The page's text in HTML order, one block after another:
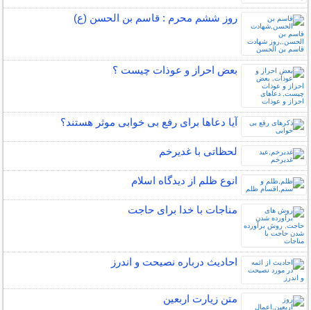
روز ششم محرم : قاسم بن الحسن (ع)
بعض احراز و عوذات چیست ؟
آیا دعاها برای رفع بی خوابی موثر هستند؟
لحظاتی با غدیرخم
انوع ظلم از دیدگاه اسلام
مناجات با خدا برای حاجت
احادیث درباره نصیحت و اندرز
متن زيارت اربعين